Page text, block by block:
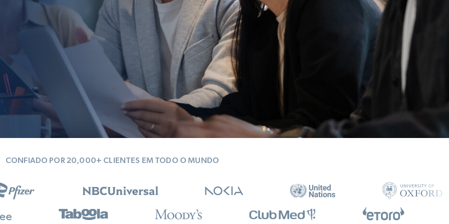
Proxies ISP
Mais de 700.000 proxies residenciais
estáticos totalmente compatíveis
datacenter
CONFIADO POR 20,000+ CLIENTES EM TODO O MUNDO